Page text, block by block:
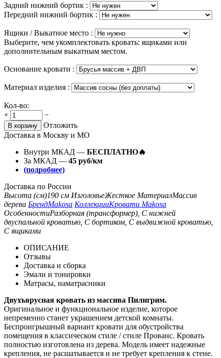
Задний нижний бортик :
Передний нижний бортик :
Ящики / Выкатное место :
Выберите, чем укомплектовать кровать: ящиками или
дополнительным выкатным местом.
Основание кровати :
Материал изделия :
Кол-во:
+
−
В корзину
Отложить
Доставка в Москву и МО
Внутри МКАД — БЕСПЛАТНО🔥
За МКАД — 45 руб/км
(подробнее)
Доставка по России
Высота (см)190 см ИзголовьеЖесткое МатериалМассив
дерева БрендMakosa КоллекцииКровати Makosa
ОсобенностиРазборная (трансформер), С нижней
двуспальной кроватью, С бортиком, С выдвижной кроватью,
С ящиками
ОПИСАНИЕ
Отзывы
Доставка и сборка
Эмали и тонировки
Матрасы, наматрасники
Двухъярусная кровать из массива Пилигрим.
Оригинальное и функциональное изделие, которое
непременно станет украшением детской комнаты.
Беспроигрышный вариант кровати для обустройства
помещения в классическом стиле / стиле Прованс. Кровать
полностью изготовлена из дерева. Модель имеет надежные
крепления, не расшатывается и не требует крепления к стене.